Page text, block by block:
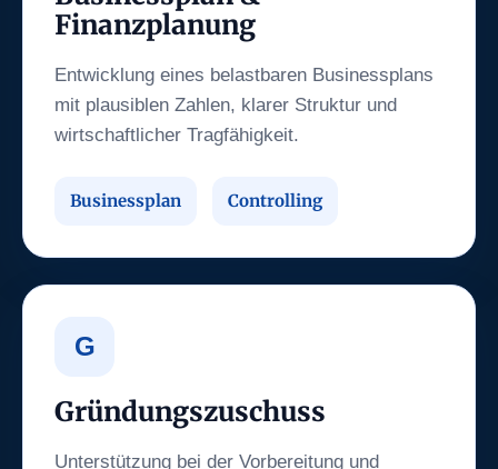
Finanzplanung
Entwicklung eines belastbaren Businessplans
mit plausiblen Zahlen, klarer Struktur und
wirtschaftlicher Tragfähigkeit.
Businessplan Controlling
G
Gründungszuschuss
Unterstützung bei der Vorbereitung und